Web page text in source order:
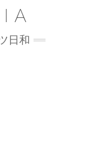
日和